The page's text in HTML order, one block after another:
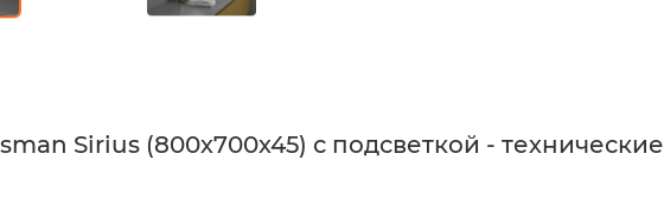
Sirius (800х700х45) с подсветкой - технические